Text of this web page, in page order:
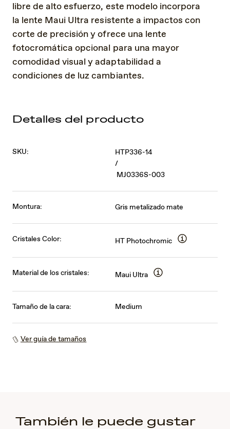
libre de alto esfuerzo, este modelo incorpora
la lente Maui Ultra resistente a impactos con
corte de precisión y ofrece una lente
fotocromática opcional para una mayor
comodidad visual y adaptabilidad a
condiciones de luz cambiantes.
Detalles del producto
SKU:
HTP336-14
/
MJ0336S-003
Montura: Gris metalizado mate
Cristales Color: HT Photochromic
Material de los cristales: Maui Ultra
Tamaño de la cara: Medium
Ver guía de tamaños
También le puede gustar